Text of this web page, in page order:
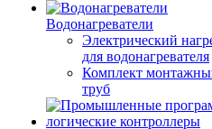
Водонагреватели
Электрический
для водонагревателя
Комплект
труб